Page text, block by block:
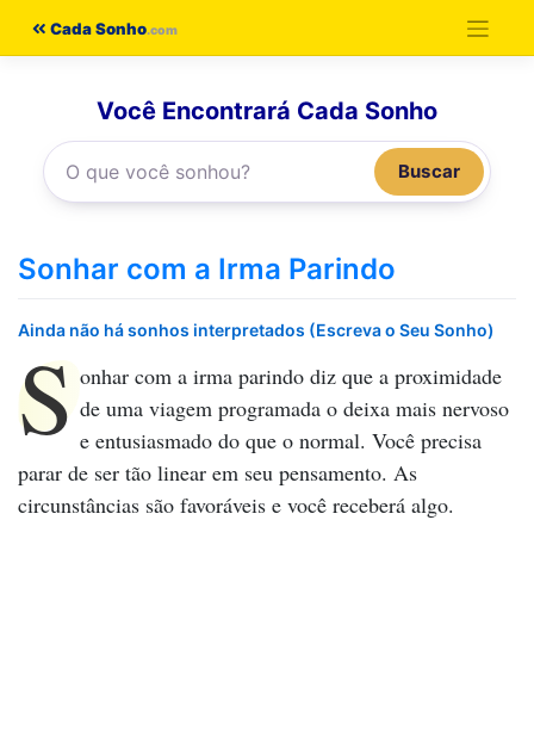
Cada Sonho
Você Encontrará Cada Sonho
Buscar
Sonhar com a Irma Parindo
Ainda não há sonhos interpretados (Escreva o Seu Sonho)
S onhar com a irma parindo diz que a proximidade
de uma viagem programada o deixa mais nervoso
e entusiasmado do que o normal. Você precisa
parar de ser tão linear em seu pensamento. As
circunstâncias são favoráveis e você receberá algo.